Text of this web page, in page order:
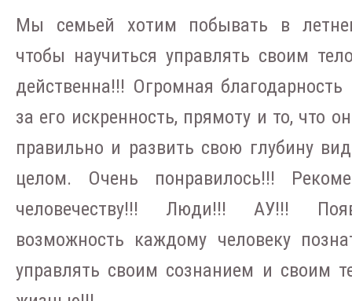
Мы семьей хотим побывать в
чтобы научиться управлять своим
действенна!!! Огромная благодарность
за его искренность, прямоту и то, что
правильно и развить свою глубину
целом. Очень понравилось!!!
человечеству!!! Люди!!! АУ!!!
возможность каждому человеку
управлять своим сознанием и своим